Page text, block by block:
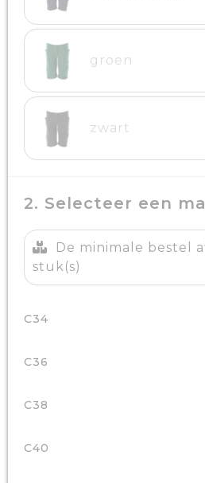
groen
zwart
2. Selecteer een
De minimale bestel
stuk(s)
C34
C36
C38
C40